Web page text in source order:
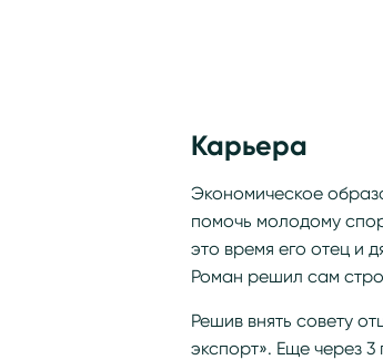
Карьера
Экономическое
помочь молодому
это время его отец и
Роман решил сам
Решив внять совету
экспорт». Еще через 3